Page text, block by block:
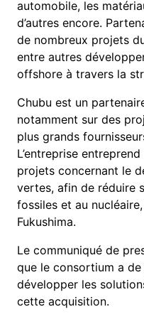
automobile, les
d’autres encore.
de nombreux projets
entre autres
offshore à travers la
Chubu est un
notamment sur des
plus grands
L’entreprise
projets concernant le
vertes, afin de réduire
fossiles et au
Fukushima.
Le communiqué de
que le consortium a
développer les
cette acquisition.